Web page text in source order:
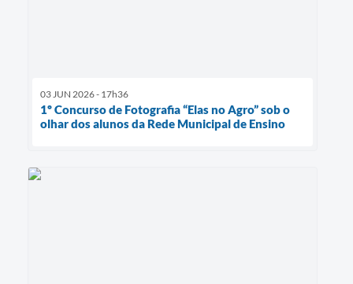
03 JUN 2026 - 17h36
1º Concurso de Fotografia “Elas no Agro” sob o
olhar dos alunos da Rede Municipal de Ensino